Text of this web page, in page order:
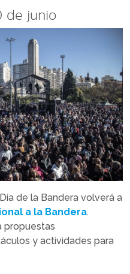
de junio
de la Bandera volverá a
a la Bandera.
propuestas
y actividades para